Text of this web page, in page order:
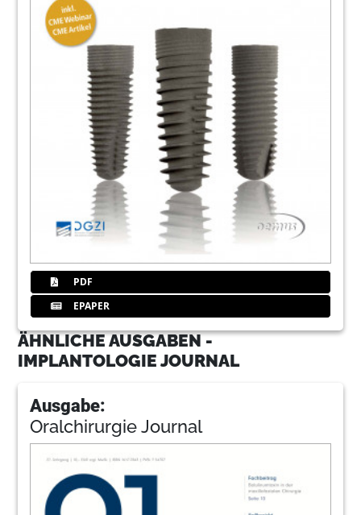
PDF
EPAPER
ÄHNLICHE AUSGABEN -
IMPLANTOLOGIE JOURNAL
Ausgabe:
Oralchirurgie Journal